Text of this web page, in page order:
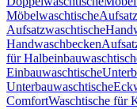
Möbelwaschtische
Aufsatzwaschtische
Handwaschbecken
für
Einbauwaschtische
Unterbauwaschtische
ComfortWaschtische für